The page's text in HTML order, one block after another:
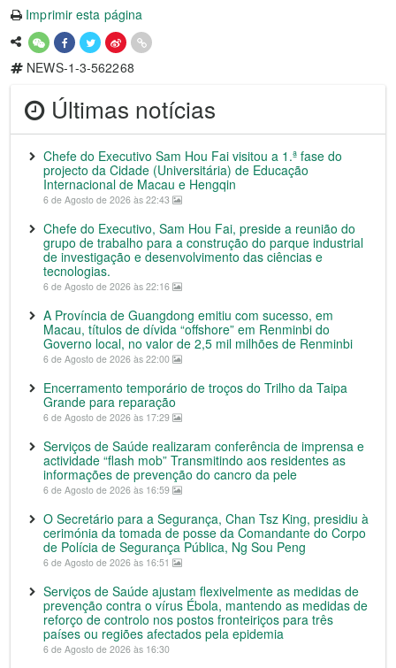
Imprimir esta página
NEWS-1-3-562268
Últimas notícias
Chefe do Executivo Sam Hou Fai visitou a 1.ª fase do
projecto da Cidade (Universitária) de Educação
Internacional de Macau e Hengqin
6 de Agosto de 2026 às 22:43
Chefe do Executivo, Sam Hou Fai, preside a reunião do
grupo de trabalho para a construção do parque industrial
de investigação e desenvolvimento das ciências e
tecnologias.
6 de Agosto de 2026 às 22:16
A Província de Guangdong emitiu com sucesso, em
Macau, títulos de dívida “offshore” em Renminbi do
Governo local, no valor de 2,5 mil milhões de Renminbi
6 de Agosto de 2026 às 22:00
Encerramento temporário de troços do Trilho da Taipa
Grande para reparação
6 de Agosto de 2026 às 17:29
Serviços de Saúde realizaram conferência de imprensa e
actividade “flash mob” Transmitindo aos residentes as
informações de prevenção do cancro da pele
6 de Agosto de 2026 às 16:59
O Secretário para a Segurança, Chan Tsz King, presidiu à
cerimónia da tomada de posse da Comandante do Corpo
de Polícia de Segurança Pública, Ng Sou Peng
6 de Agosto de 2026 às 16:51
Serviços de Saúde ajustam flexivelmente as medidas de
prevenção contra o vírus Ébola, mantendo as medidas de
reforço de controlo nos postos fronteiriços para três
países ou regiões afectados pela epidemia
6 de Agosto de 2026 às 16:30